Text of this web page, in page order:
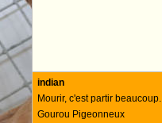
indian
Mourir, c'est partir beaucoup.
Gourou Pigeonneux